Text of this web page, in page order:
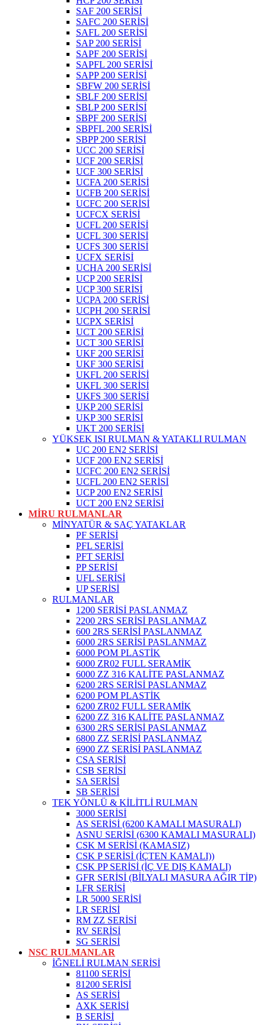
SAF 200 SERİSİ
SAFC 200 SERİSİ
SAFL 200 SERİSİ
SAP 200 SERİSİ
SAPF 200 SERİSİ
SAPFL 200 SERİSİ
SAPP 200 SERİSİ
SBFW 200 SERİSİ
SBLF 200 SERİSİ
SBLP 200 SERİSİ
SBPF 200 SERİSİ
SBPFL 200 SERİSİ
SBPP 200 SERİSİ
UCC 200 SERİSİ
UCF 200 SERİSİ
UCF 300 SERİSİ
UCFA 200 SERİSİ
UCFB 200 SERİSİ
UCFC 200 SERİSİ
UCFCX SERİSİ
UCFL 200 SERİSİ
UCFL 300 SERİSİ
UCFS 300 SERİSİ
UCFX SERİSİ
UCHA 200 SERİSİ
UCP 200 SERİSİ
UCP 300 SERİSİ
UCPA 200 SERİSİ
UCPH 200 SERİSİ
UCPX SERİSİ
UCT 200 SERİSİ
UCT 300 SERİSİ
UKF 200 SERİSİ
UKF 300 SERİSİ
UKFL 200 SERİSİ
UKFL 300 SERİSİ
UKFS 300 SERİSİ
UKP 200 SERİSİ
UKP 300 SERİSİ
UKT 200 SERİSİ
YÜKSEK ISI RULMAN & YATAKLI RULMAN
UC 200 EN2 SERİSİ
UCF 200 EN2 SERİSİ
UCFC 200 EN2 SERİSİ
UCFL 200 EN2 SERİSİ
UCP 200 EN2 SERİSİ
UCT 200 EN2 SERİSİ
MİRU RULMANLAR
MİNYATÜR & SAÇ YATAKLAR
PF SERİSİ
PFL SERİSİ
PFT SERİSİ
PP SERİSİ
UFL SERİSİ
UP SERİSİ
RULMANLAR
1200 SERİSİ PASLANMAZ
2200 2RS SERİSİ PASLANMAZ
600 2RS SERİSİ PASLANMAZ
6000 2RS SERİSİ PASLANMAZ
6000 POM PLASTİK
6000 ZR02 FULL SERAMİK
6000 ZZ 316 KALİTE PASLANMAZ
6200 2RS SERİSİ PASLANMAZ
6200 POM PLASTİK
6200 ZR02 FULL SERAMİK
6200 ZZ 316 KALİTE PASLANMAZ
6300 2RS SERİSİ PASLANMAZ
6800 ZZ SERİSİ PASLANMAZ
6900 ZZ SERİSİ PASLANMAZ
CSA SERİSİ
CSB SERİSİ
SA SERİSİ
SB SERİSİ
TEK YÖNLÜ & KİLİTLİ RULMAN
3000 SERİSİ
AS SERİSİ (6200 KAMALI MASURALI)
ASNU SERİSİ (6300 KAMALI MASURALI)
CSK M SERİSİ (KAMASIZ)
CSK P SERİSİ (İÇTEN KAMALI))
CSK PP SERİSİ (İÇ VE DIŞ KAMALI)
GFR SERİSİ (BİLYALI MASURA AĞIR TİP)
LFR SERİSİ
LR 5000 SERİSİ
LR SERİSİ
RM ZZ SERİSİ
RV SERİSİ
SG SERİSİ
NSC RULMANLAR
İĞNELİ RULMAN SERİSİ
81100 SERİSİ
81200 SERİSİ
AS SERİSİ
AXK SERİSİ
B SERİSİ